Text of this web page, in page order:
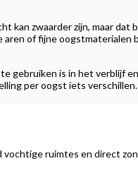
kan zwaarder zijn, maar
of fijne oogstmaterialen
gebruiken is in het verblijf
per oogst iets verschillen.
ruimtes en direct